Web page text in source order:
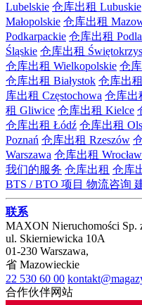
Lubelskie 仓库出租 Lubuskie
Małopolskie 仓库出租
Podkarpackie 仓库出租
Śląskie 仓库出租
仓库出租 Wielkopolskie 仓
仓库出租 Białystok 仓库出
库出租 Częstochowa 仓库出
租 Gliwice 仓库出租 Kielce
仓库出租 Łódź 仓库出租
Poznań 仓库出租 Rzeszów
Warszawa 仓库出租 Wrocław
我们的服务 仓库出租 仓库
BTS / BTO 项目 物流咨询
联系
MAXON Nieruchomości Sp.
ul. Skierniewicka 10A
01-230 Warszawa,
省 Mazowieckie
22 530 60 00
合作伙伴网站